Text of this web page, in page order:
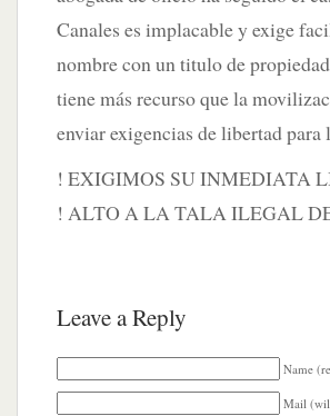
Canales es implacable y exige
nombre con un titulo de
tiene más recurso que la
enviar exigencias de libertad para
! EXIGIMOS SU INMEDIATA
! ALTO A LA TALA ILEGAL
Leave a Reply
Name
Mail